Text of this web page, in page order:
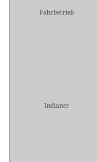
Fährbetrieb
Indianer